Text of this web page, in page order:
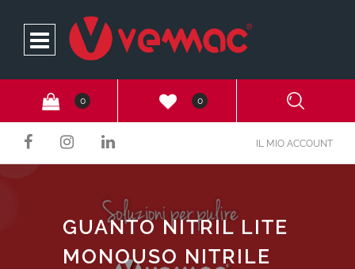
Open
0 0
IL MIO ACCOUNT
GUANTO NITRIL LITE
MONOUSO NITRILE